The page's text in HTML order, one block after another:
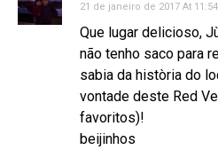
21 de janeiro de 2017 At 11:54
Que lugar delicioso,
não tenho saco para
sabia da història do
vontade deste Red
favoritos)!
beijinhos